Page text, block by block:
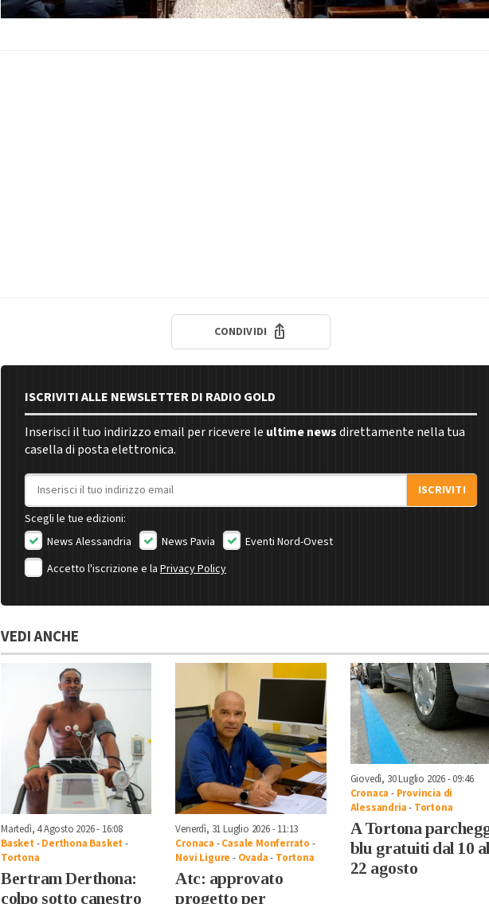
CONDIVIDI
ISCRIVITI ALLE NEWSLETTER DI RADIO GOLD
Inserisci il tuo indirizzo email per ricevere le ultime newsdirettamente nella tua
casella di posta elettronica.
Indirizzo email
ISCRIVITI
Scegli le tue edizioni:
News Alessandria
News Pavia
Eventi Nord-Ovest
Accetto l'iscrizione e la Privacy Policy
VEDI ANCHE
Martedì, 4 Agosto 2026 - 16:08
Basket -Derthona Basket -
Tortona
Bertram Derthona:
colpo sotto canestro
Venerdì, 31 Luglio 2026 - 11:13
Cronaca -Casale Monferrato -
Novi Ligure - Ovada- Tortona
Atc: approvato
progetto per
Giovedì, 30 Luglio 2026 - 09:46
Cronaca - Provincia di
Alessandria- Tortona
A Tortona
blu gratuiti dal 10 al
22 agosto